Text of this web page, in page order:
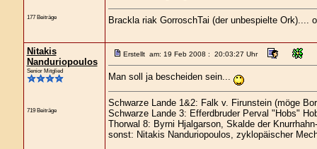
177 Beiträge Brackla riak GorroschTai (der unbespielte Ork)....
Nitakis
Nanduriopoulos
Senior Mitglied
719 Beiträge
Erstellt am: 19 Feb 2008 : 20:03:27 Uhr
Man soll ja bescheiden sein...
Schwarze Lande 1&2: Falk v. Firunstein (möge
Schwarze Lande 3: Efferdbruder Perval "Hobs"
Thorwal 8: Byrni Hjalgarson, Skalde der
sonst: Nitakis Nanduriopoulos, zyklopäischer